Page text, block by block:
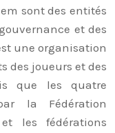
sont des entités
et des
une organisation
des joueurs et des
que les quatre
la Fédération
les fédérations